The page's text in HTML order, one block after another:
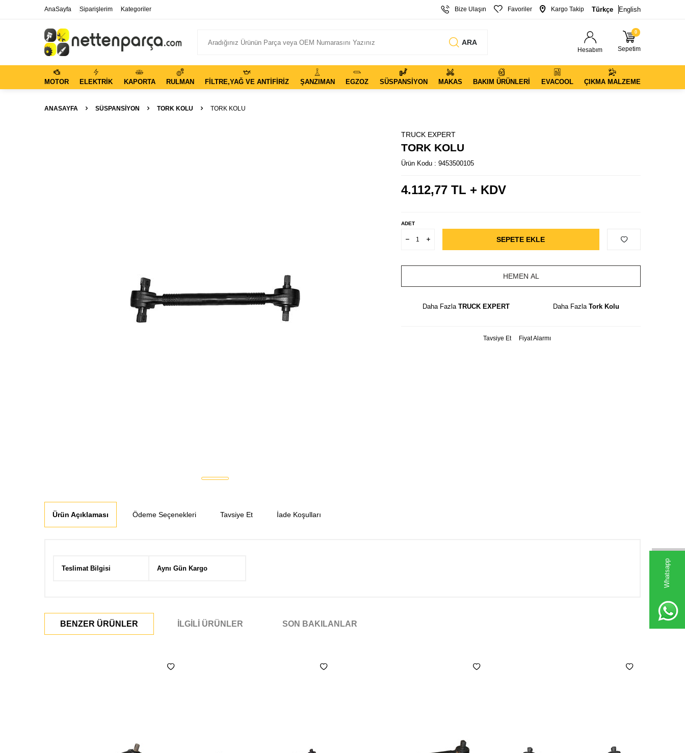
Whatsapp
AnaSayfa Siparişlerim Kategoriler Bize Ulaşın Favoriler Kargo Takip Türkçe English
ARA
Hesabım
0
Sepetim
MOTOR ELEKTRIK KAPORTA RULMAN FILTRE,YAĞ VE ANTIFIRIZ ŞANZIMAN EGZOZ SÜSPANSIYON MAKAS BAKIM ÜRÜNLERI EVACOOL ÇIKMA MALZEME
ANASAYFA SÜSPANSIYON TORK KOLU TORK KOLU
TRUCK EXPERT
TORK KOLU
Ürün Kodu : 9453500105
4.112,77 TL + KDV
ADET
SEPETE EKLE
HEMEN AL
Daha FazlaTRUCK EXPERT Daha Fazla Tork Kolu
Tavsiye Et Fiyat Alarmı
Ürün Açıklaması Ödeme Seçenekleri Tavsiye Et İade Koşulları
Teslimat Bilgisi Aynı Gün Kargo
BENZER ÜRÜNLER İLGILI ÜRÜNLER SON BAKILANLAR